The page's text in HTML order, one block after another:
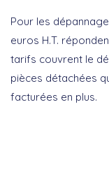
Pour les
euros H.T.
tarifs couvrent le
pièces détachées
facturées en plus.